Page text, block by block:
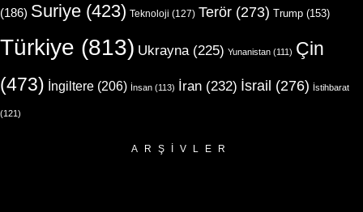
(186) Suriye (423) Teknoloji (127) Terör (273) Trump (153)
Türkiye (813) Ukrayna(225) Yunanistan (111) Çin
(473) İngiltere (206) İnsan (113) İran (232) İsrail (276) İstihbarat
(121)
ARŞIVLER